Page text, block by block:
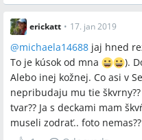
erickatt • 17. jan 2019
@michaela14688 jaj hned
To je kúsok od mna
).
Alebo inej kožnej. Co asi v
nepribudaju mu tie
tvar?? Ja s deckami mam
museli zodrať.. foto nemas??